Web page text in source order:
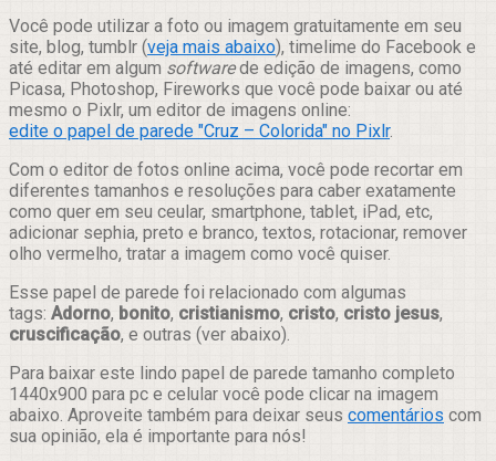
Você pode utilizar a foto ou imagem gratuitamente em seu
site, blog, tumblr (veja mais abaixo), timelime do Facebook e
até editar em algum softwarede edição de imagens, como
Picasa, Photoshop, Fireworks que você pode baixar ou até
mesmo o Pixlr, um editor de imagens online:
edite o papel de parede "Cruz – Colorida" no Pixlr.
Com o editor de fotos online acima, você pode recortar em
diferentes tamanhos e resoluções para caber exatamente
como quer em seu ceular, smartphone, tablet, iPad, etc,
adicionar sephia, preto e branco, textos, rotacionar, remover
olho vermelho, tratar a imagem como você quiser.
Esse papel de parede foi relacionado com algumas
tags: Adorno, bonito, cristianismo, cristo, cristo jesus,
cruscificação, e outras (ver abaixo).
Para baixar este lindo papel de parede tamanho completo
1440x900 para pc e celular você pode clicar na imagem
abaixo. Aproveite também para deixar seus comentários com
sua opinião, ela é importante para nós!